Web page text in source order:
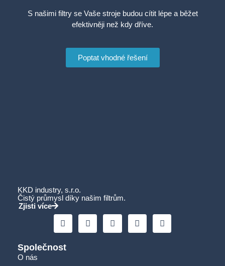
S našimi filtry se Vaše stroje budou cítit lépe a běžet
efektivněji než kdy dříve.
Poptat vhodné řešení
KKD industry, s.r.o.
Čistý průmysl díky našim filtrům.
Zjisti více
Společnost
O nás